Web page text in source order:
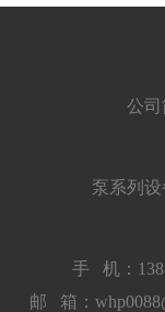
公司
泵系列设
手 机：
邮 箱：